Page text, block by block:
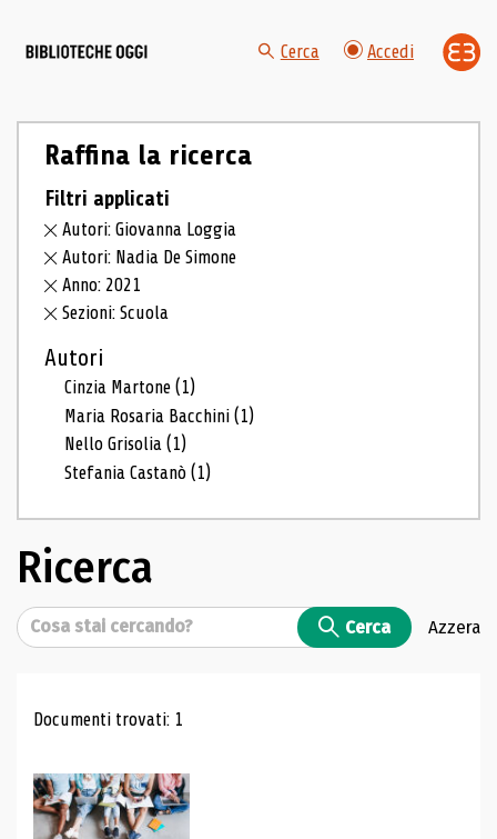
Cerca Accedi
Raffina la ricerca
Filtri applicati
Autori: Giovanna Loggia
Autori: Nadia De Simone
Anno: 2021
Sezioni: Scuola
Autori
Cinzia Martone(1)
Maria Rosaria Bacchini(1)
Nello Grisolia(1)
Stefania Castanò(1)
Ricerca
Cerca Cerca Azzera
Risultati di ricerca
Documenti trovati: 1